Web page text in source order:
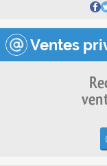
Ventes